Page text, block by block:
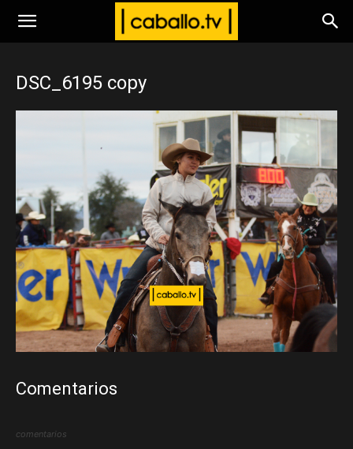
www.caballo.tv
DSC_6195 copy
Comentarios
comentarios